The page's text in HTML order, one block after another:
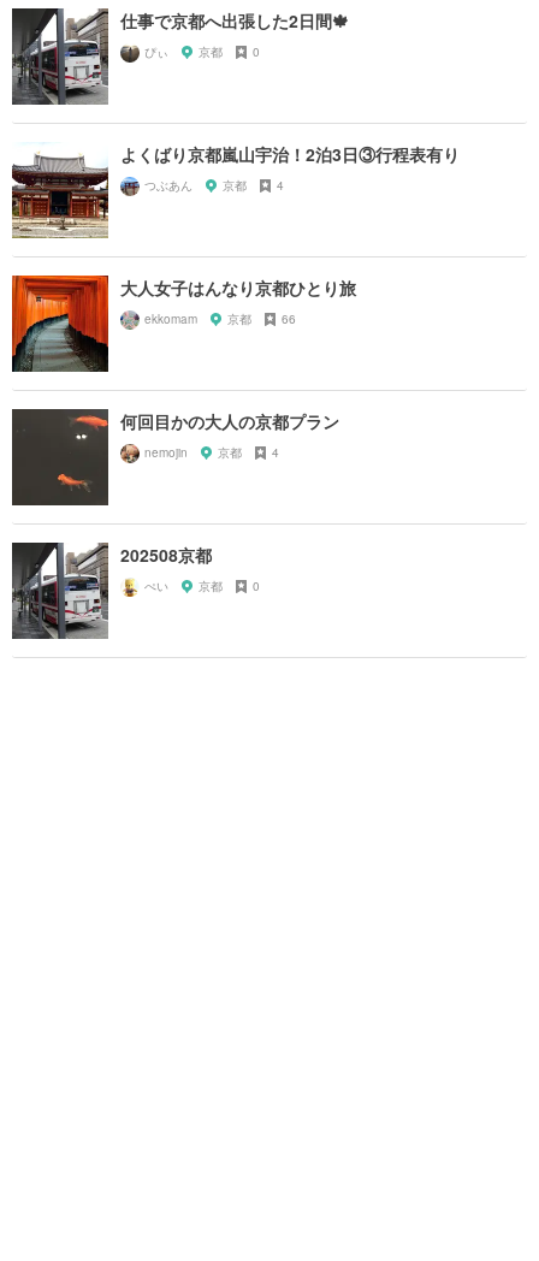
仕事で京都へ出張した2日間🍁
ぴぃ 京都 0
よくばり京都嵐山宇治！2泊3日③行程表有り
つぶあん 京都 4
大人女子はんなり京都ひとり旅
ekkomam 京都 66
何回目かの大人の京都プラン
nemojin 京都 4
202508京都
ぺい 京都 0